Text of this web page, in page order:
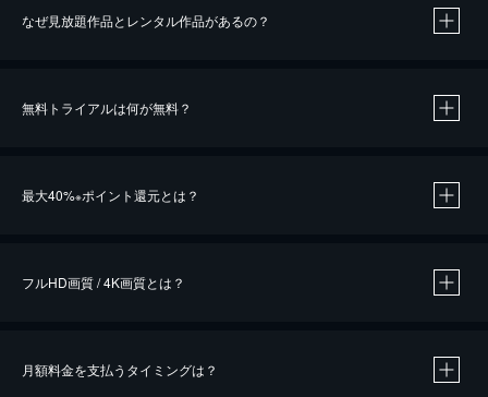
なぜ見放題作品とレンタル作品があるの？
無料トライアルは何が無料？
最大40%※ポイント還元とは？
※40％ポイント還元の対象は、クレジットカード決済による作品の購入 / レンタルです。
iOSアプリのUコイン決済による作品の購入 / レンタルは、20％のポイント還元です。
フルHD画質 / 4K画質とは？
月額料金を支払うタイミングは？